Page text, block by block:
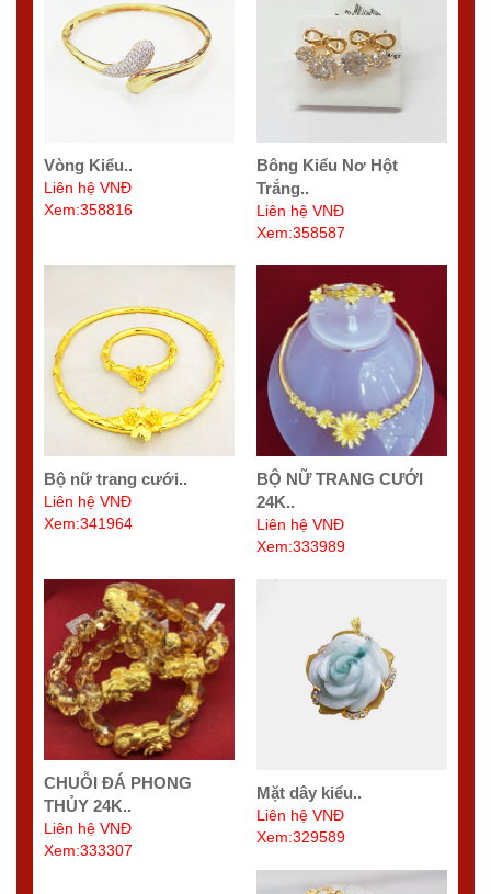
Vòng Kiểu..
Liên hệ VNĐ
Xem:358816
Bông Kiểu Nơ Hột
Trắng..
Liên hệ VNĐ
Xem:358587
Bộ nữ trang cưới..
Liên hệ VNĐ
Xem:341964
BỘ NỮ TRANG CƯỚI
24K..
Liên hệ VNĐ
Xem:333989
CHUỖI ĐÁ PHONG
THỦY 24K..
Liên hệ VNĐ
Xem:333307
Mặt dây kiểu..
Liên hệ VNĐ
Xem:329589